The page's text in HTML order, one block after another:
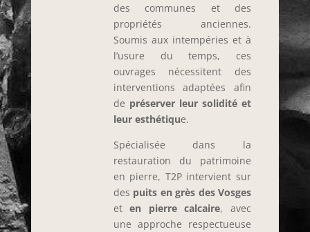
des communes et des
propriétés anciennes.
Soumis aux intempéries et à
l’usure du temps, ces
ouvrages nécessitent des
interventions adaptées afin
de préserver leur solidité et
leur esthétique.
Spécialisée dans la
restauration du patrimoine
en pierre, T2P intervient sur
des puits en grès des Vosges
eten pierre calcaire, avec
une approche respectueuse